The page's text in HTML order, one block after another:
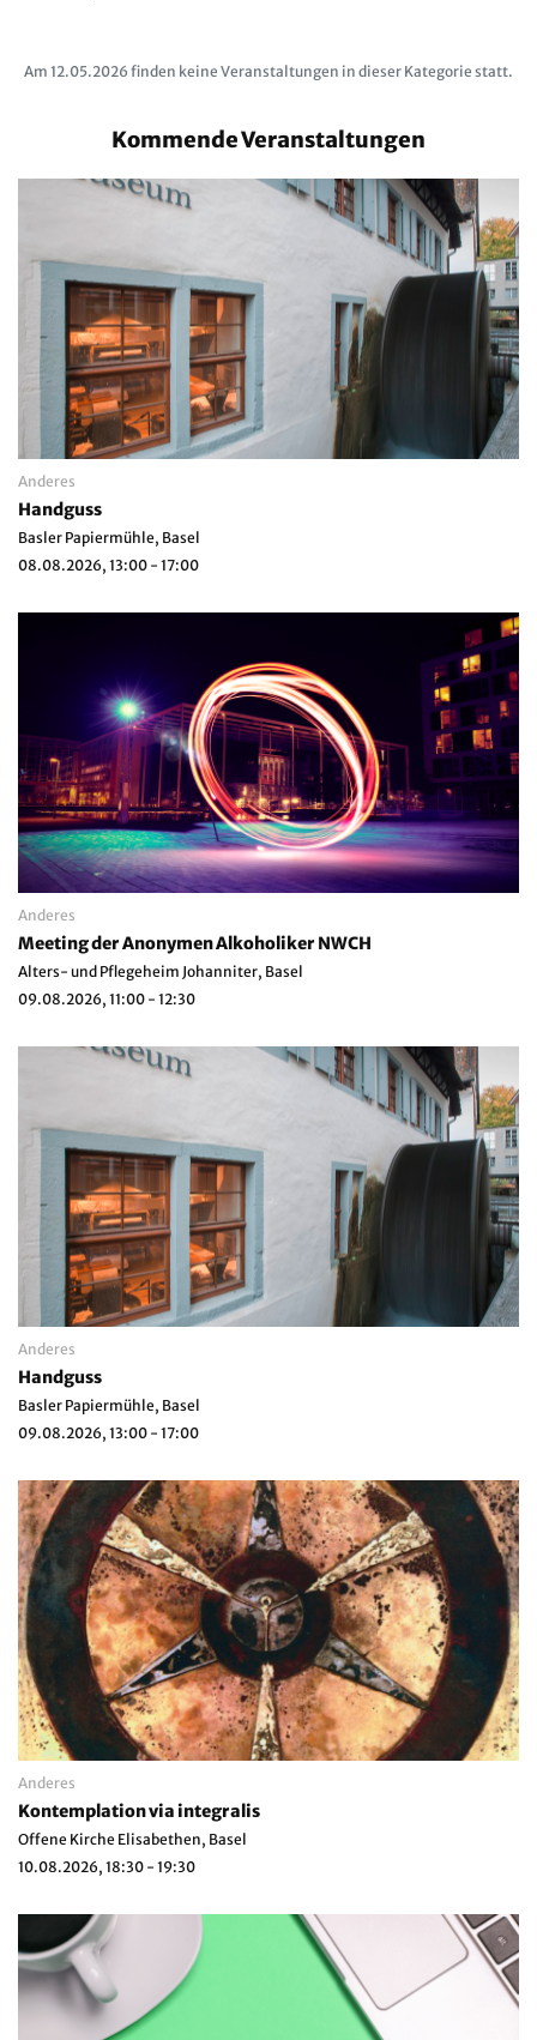
Am 12.05.2026 finden keine Veranstaltungen in dieser Kategorie statt.
Kommende Veranstaltungen
Anderes
Handguss
Basler Papiermühle, Basel
08.08.2026, 13:00 - 17:00
Anderes
Meeting der Anonymen Alkoholiker NWCH
Alters- und Pflegeheim Johanniter, Basel
09.08.2026, 11:00 - 12:30
Anderes
Handguss
Basler Papiermühle, Basel
09.08.2026, 13:00 - 17:00
Anderes
Kontemplation via integralis
Offene Kirche Elisabethen, Basel
10.08.2026, 18:30 - 19:30